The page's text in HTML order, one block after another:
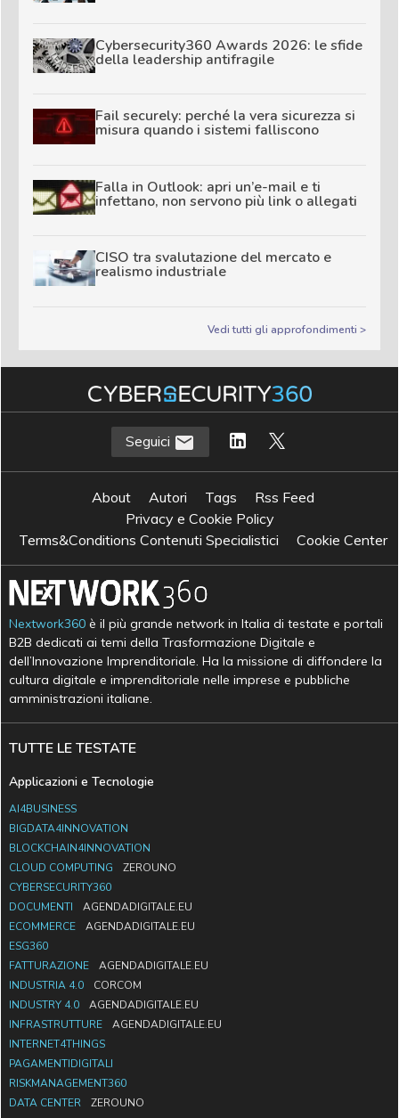
Cybersecurity360 Awards 2026: le sfide
della leadership antifragile
Fail securely: perché la vera sicurezza si
misura quando i sistemi falliscono
Falla in Outlook: apri un’e-mail e ti
infettano, non servono più link o allegati
CISO tra svalutazione del mercato e
realismo industriale
Vedi tutti gli approfondimenti >
Seguici
About Autori Tags
Rss Feed
Privacy e Cookie Policy
Terms&Conditions Contenuti Specialistici
Cookie Center
Nextwork360 è il più grande network in Italia di testate e portali
B2B dedicati ai temi della Trasformazione Digitale e
dell’Innovazione Imprenditoriale. Ha la missione di diffondere la
cultura digitale e imprenditoriale nelle imprese e pubbliche
amministrazioni italiane.
TUTTE LE TESTATE
Applicazioni e Tecnologie
AI4BUSINESS
BIGDATA4INNOVATION
BLOCKCHAIN4INNOVATION
CLOUD COMPUTING
ZEROUNO
CYBERSECURITY360
DOCUMENTI
AGENDADIGITALE.EU
ECOMMERCE
AGENDADIGITALE.EU
ESG360
FATTURAZIONE
AGENDADIGITALE.EU
INDUSTRIA 4.0
CORCOM
INDUSTRY 4.0
AGENDADIGITALE.EU
INFRASTRUTTURE
AGENDADIGITALE.EU
INTERNET4THINGS
PAGAMENTIDIGITALI
RISKMANAGEMENT360
DATA CENTER
ZEROUNO